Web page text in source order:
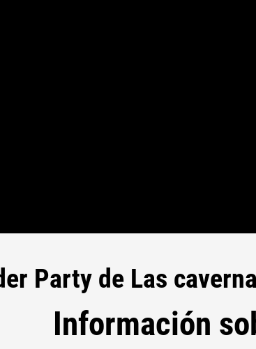
Party de Las
Información